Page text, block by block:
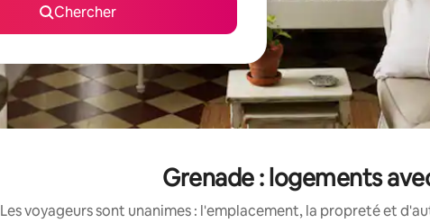
Chercher
Grenade : logements
Les voyageurs sont unanimes : l'emplacement, la propreté et